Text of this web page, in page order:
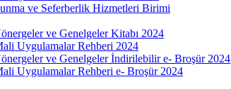
ve Seferberlik Hizmetleri Birimi
ve Genelgeler Kitabı 2024
Uygulamalar Rehberi 2024
ve Genelgeler İndirilebilir e- Broşür 2024
Uygulamalar Rehberi e- Broşür 2024